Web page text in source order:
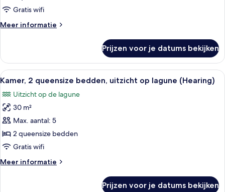
bedden,
uitzicht
(Mobility)
laden
Gratis wifi
Meer informatie
Meer
2
queensize
bedden,
op
zwembad
Prijzen voor je datums bekijken
Alle
foto's
voor
Kamer,
2
queensize
bedden,
op
Een hotelkamer met twee bedden,
7
Kamer, 2 queensize bedden, uitzicht op lagune (Hearing)
Uitzicht op de lagune
30 m²
Max. aantal: 5
2 queensize bedden
Gratis wifi
Meer informatie
Meer
Prijzen voor je datums bekijken